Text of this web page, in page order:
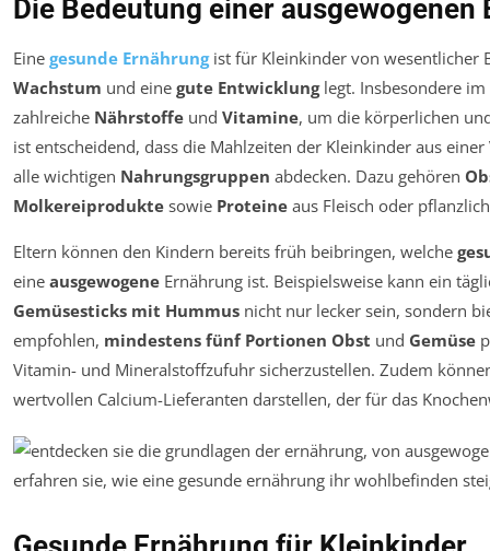
Die Bedeutung einer
Eine gesunde Ernährungist für Kleinkinder von wesentlicher
Wachstum und eine gute Entwicklunglegt. Insbesondere im
zahlreiche Nährstoffe und Vitamine, um die körperlichen
ist entscheidend, dass die Mahlzeiten der Kleinkinder aus einer
alle wichtigen Nahrungsgruppen abdecken. Dazu gehören
Molkereiprodukte sowie Proteine aus Fleisch oder
Eltern können den Kindern bereits früh beibringen, welche
eine ausgewogene Ernährung ist. Beispielsweise kann ein
Gemüsesticks mit Hummus nicht nur lecker sein, sondern
empfohlen, mindestens fünf Portionen Obst und Gemüse
Vitamin- und Mineralstoffzufuhr sicherzustellen. Zudem
wertvollen Calcium-Lieferanten darstellen, der für das